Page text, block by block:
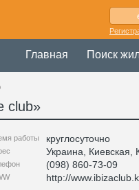
Главная Поиск
club»
работы круглосуточно
Украина Киевская ,
(098) 860-73-09
http://